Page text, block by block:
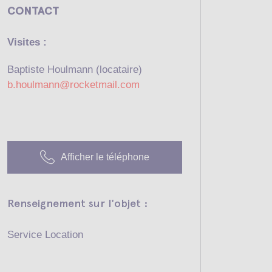
CONTACT
Visites :
Baptiste Houlmann (locataire)
b.houlmann@rocketmail.com
Afficher le téléphone
Renseignement sur l'objet :
Service Location